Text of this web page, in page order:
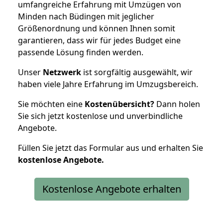
umfangreiche Erfahrung mit Umzügen von
Minden nach Büdingen mit jeglicher
Größenordnung und können Ihnen somit
garantieren, dass wir für jedes Budget eine
passende Lösung finden werden.
Unser Netzwerk ist sorgfältig ausgewählt, wir
haben viele Jahre Erfahrung im Umzugsbereich.
Sie möchten eine Kostenübersicht? Dann holen
Sie sich jetzt kostenlose und unverbindliche
Angebote.
Füllen Sie jetzt das Formular aus und erhalten Sie
kostenloseAngebote.
Kostenlose Angebote erhalten